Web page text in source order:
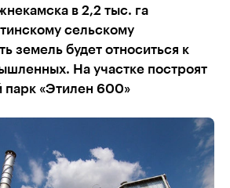
в 2,2 тыс. га
сельскому
земель будет относиться к
На участке построят
парк «Этилен 600»